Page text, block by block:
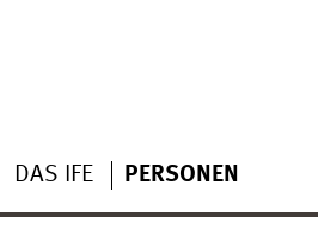
DAS IFE PERSONEN